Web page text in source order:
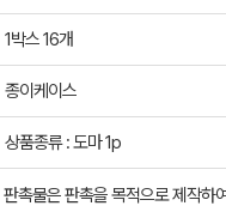
1박스 16개
종이케이스
상품종류 : 도마 1p
판촉물은 판촉을 목적으로 제작하